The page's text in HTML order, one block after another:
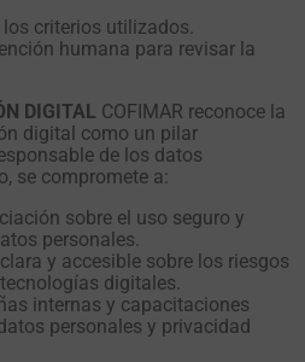
criterios utilizados.
humana para revisar la
DIGITAL COFIMAR reconoce la
digital como un pilar
de los datos
se compromete a:
sobre el uso seguro y
personales.
y accesible sobre los riesgos
digitales.
internas y capacitaciones
personales y privacidad